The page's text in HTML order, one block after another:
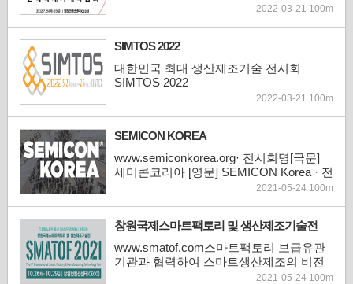
2022-03-21 100m
SIMTOS 2022
대한민국 최대 생산제조기술 전시회
SIMTOS 2022
2022-03-21 100m
SEMICON KOREA
www.semiconkorea.org· 전시회명[국문]
세미콘코리아 [영문] SEMICON Korea · 전
시시간2021.02.03(수)~2021.02.05(금)· 전
55,000명· 전시품목 반도체 생산 관련 장
비, 재료, 부품, Sub-system, Facility, 소프
트웨어 등· 주최SEMI
2021-05-24 100m
창원국제스마트팩토리 및 생산제조기술전
www.smatof.com스마트팩토리 보급유관
기관과 협력하여 스마트생산제조의 비전
과 트렌드를 제시하고 다양한 전문 컨퍼런
2021-05-24 100m